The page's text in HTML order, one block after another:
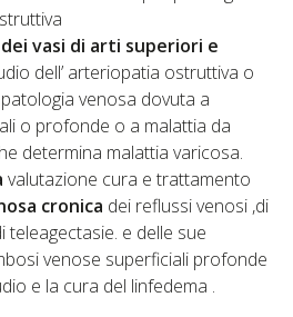
vasi di arti superiori e
dell’ arteriopatia ostruttiva o
venosa dovuta a
o profonde o a malattia da
determina malattia varicosa.
valutazione cura e trattamento
cronica dei reflussi venosi ,di
teleagectasie. e delle sue
venose superficiali profonde
e la cura del linfedema .